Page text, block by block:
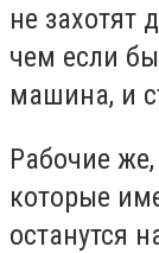
не захотят
чем если
машина, и
Рабочие
которые
останутся